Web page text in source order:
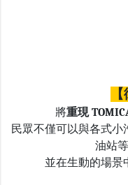
將重現
民眾不僅可以與各式
油站
並在生動的場景